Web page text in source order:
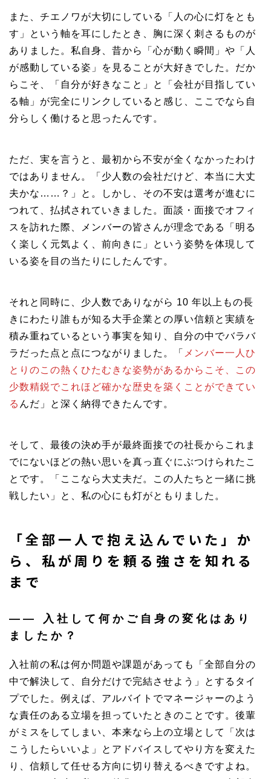
また、チエノワが大切にしている「人の心に灯をとも
す」という軸を耳にしたとき、胸に深く刺さるものが
ありました。私自身、昔から「心が動く瞬間」や「人
が感動している姿」を見ることが大好きでした。だか
らこそ、「自分が好きなこと」と「会社が目指してい
る軸」が完全にリンクしていると感じ、ここでなら自
分らしく働けると思ったんです。
ただ、実を言うと、最初から不安が全くなかったわけ
ではありません。「少人数の会社だけど、本当に大丈
夫かな……？」と。しかし、その不安は選考が進むに
つれて、払拭されていきました。面談・面接でオフィ
スを訪れた際、メンバーの皆さんが理念である「明る
く楽しく元気よく、前向きに」という姿勢を体現して
いる姿を目の当たりにしたんです。
それと同時に、少人数でありながら 10 年以上もの長
きにわたり誰もが知る大手企業との厚い信頼と実績を
積み重ねているという事実を知り、自分の中でバラバ
ラだった点と点につながりました。「
メンバー一人ひ
とりのこの熱くひたむきな姿勢があるからこそ、この
少数精鋭でこれほど確かな歴史を築くことができてい
る んだ」と深く納得できたんです。
そして、最後の決め手が最終面接での社長からこれま
でにないほどの熱い思いを真っ直ぐにぶつけられたこ
とです。「ここなら大丈夫だ。この人たちと一緒に挑
戦したい」と、私の心にも灯がともりました。
「全部一人で抱え込んでいた」か
ら、私が周りを頼る強さを知れる
まで
―― 入社して何かご自身の変化はあり
ましたか？
入社前の私は何か問題や課題があっても「全部自分の
中で解決して、自分だけで完結させよう」とするタイ
プでした。例えば、アルバイトでマネージャーのよう
な責任のある立場を担っていたときのことです。後輩
がミスをしてしまい、本来なら上の立場として「次は
こうしたらいいよ」とアドバイスしてやり方を変えた
り、信頼して任せる方向に切り替えるべきですよね。